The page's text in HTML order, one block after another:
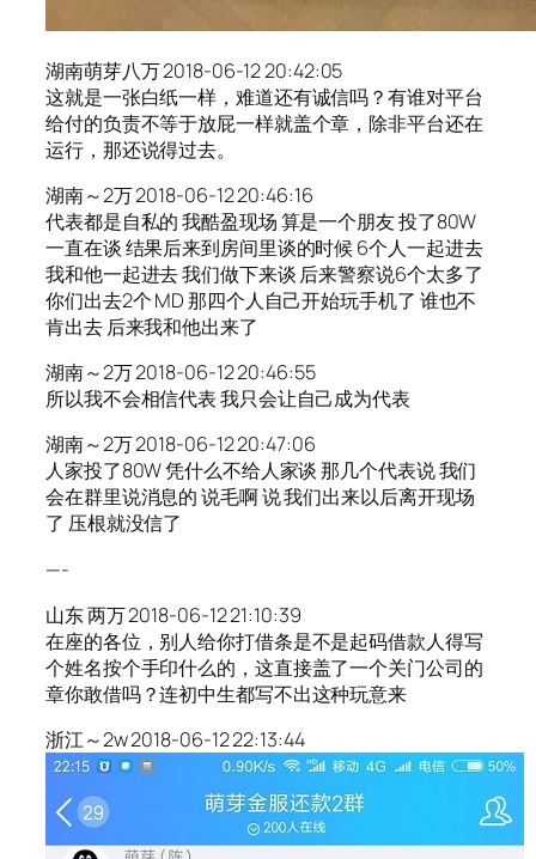
湖南萌芽八万 2018-06-12 20:42:05
这就是一张白纸一样，难道还有诚信吗？有谁对平台
给付的负责不等于放屁一样就盖个章，除非平台还在
运行，那还说得过去。
湖南～2万 2018-06-12 20:46:16
代表都是自私的 我酷盈现场 算是一个朋友 投了80W
一直在谈 结果后来到房间里谈的时候 6个人一起进去
我和他一起进去 我们做下来谈 后来警察说6个太多了
你们出去2个 MD 那四个人自己开始玩手机了 谁也不
肯出去 后来我和他出来了
湖南～2万 2018-06-12 20:46:55
所以我不会相信代表 我只会让自己成为代表
湖南～2万 2018-06-12 20:47:06
人家投了80W 凭什么不给人家谈 那几个代表说 我们
会在群里说消息的 说毛啊 说 我们出来以后离开现场
了 压根就没信了
—-
山东 两万 2018-06-12 21:10:39
在座的各位，别人给你打借条是不是起码借款人得写
个姓名按个手印什么的，这直接盖了一个关门公司的
章你敢借吗？连初中生都写不出这种玩意来
浙江～2w 2018-06-12 22:13:44